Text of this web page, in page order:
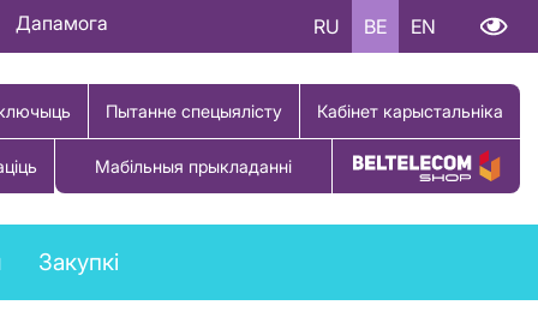
Дапамога RU BE EN
Пытанне спецыялісту Кабінет карыстальніка
Мабільныя прыкладанні Купіць тавар
Закупкі